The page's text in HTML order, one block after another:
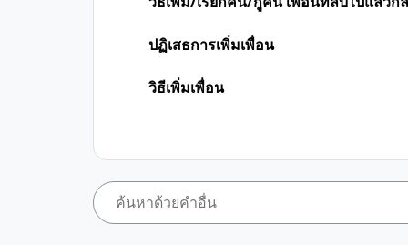
ปฏิเสธการเพิ่มเพื่อน
วิธีเพิ่มเพื่อน